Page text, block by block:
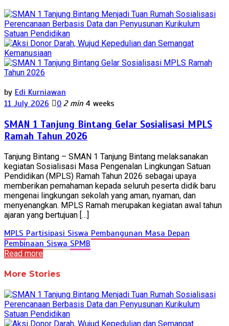
by Edi Kurniawan
11 July 2026
0 2 min 4 weeks
SMAN 1 Tanjung Bintang Gelar Sosialisasi MPLS
Ramah Tahun 2026
Tanjung Bintang – SMAN 1 Tanjung Bintang melaksanakan
kegiatan Sosialisasi Masa Pengenalan Lingkungan Satuan
Pendidikan (MPLS) Ramah Tahun 2026 sebagai upaya
memberikan pemahaman kepada seluruh peserta didik baru
mengenai lingkungan sekolah yang aman, nyaman, dan
menyenangkan. MPLS Ramah merupakan kegiatan awal tahun
ajaran yang bertujuan […]
MPLS Partisipasi Siswa Pembangunan Masa Depan
Pembinaan SiswaSPMB
Read more
More Stories